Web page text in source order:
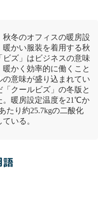
秋冬のオフィスの暖房設
かい服装を着用する秋
ズ」はビジネスの意味
かく効率的に働くこと
意味が盛り込まれてい
クールビズ 」の冬版と
。暖房設定温度を21℃か
たり約25.7kgの二酸化
いる。
語